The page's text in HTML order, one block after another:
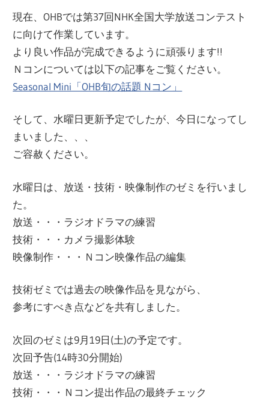
放
送
文
化
（OHB）
ェ
ブ
ペ
ー
ジ
す
現在、OHBでは第37回NHK全国大学放送コンテスト
に向けて作業しています。
より良い作品が完成できるように頑張ります!!
Ｎコンについては以下の記事をご覧ください。
Seasonal Mini「OHB旬の話題 Nコン」
そして、水曜日更新予定でしたが、今日になってし
まいました、、、
ご容赦ください。
水曜日は、放送・技術・映像制作のゼミを行いまし
た。
放送・・・ラジオドラマの練習
技術・・・カメラ撮影体験
映像制作・・・Ｎコン映像作品の編集
技術ゼミでは過去の映像作品を見ながら、
参考にすべき点などを共有しました。
次回のゼミは9月19日(土)の予定です。
次回予告(14時30分開始)
放送・・・ラジオドラマの練習
技術・・・Ｎコン提出作品の最終チェック